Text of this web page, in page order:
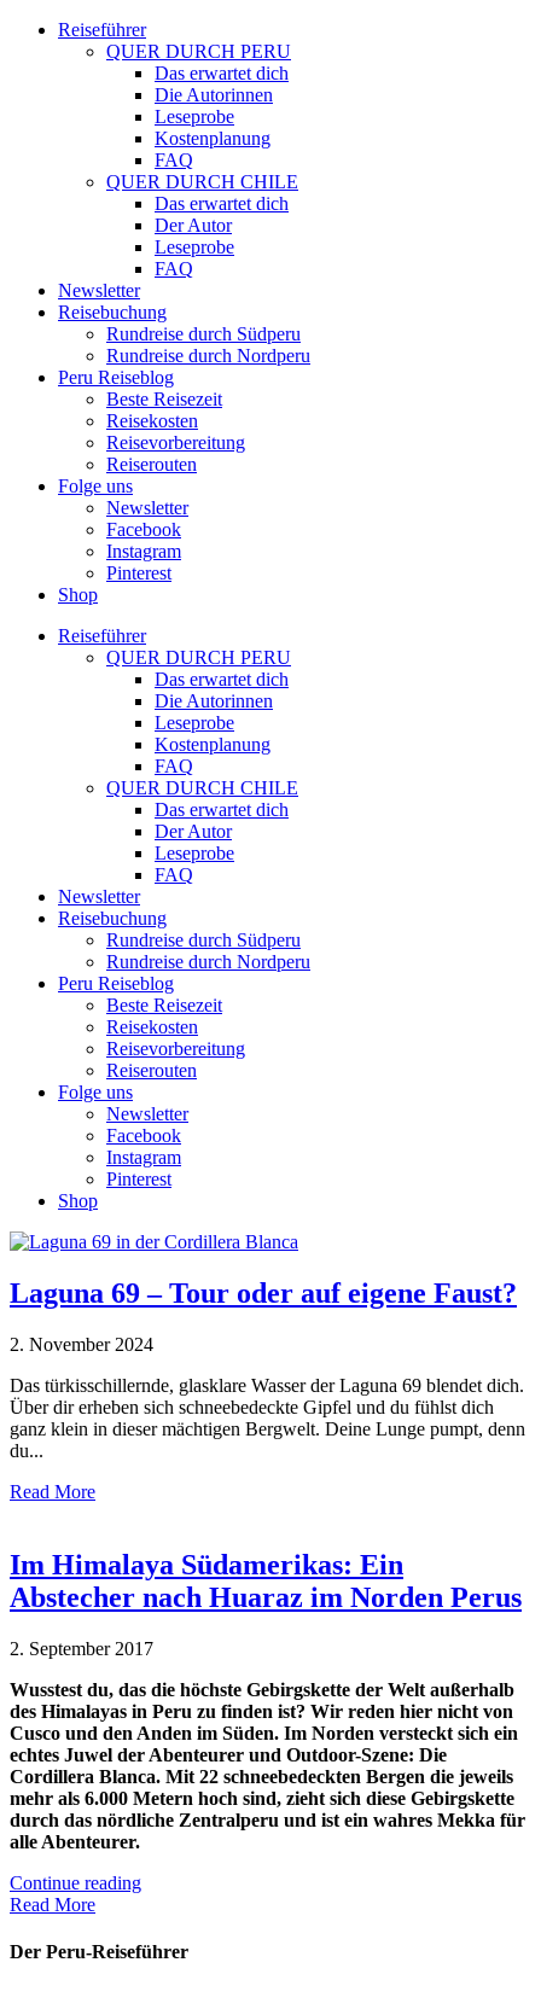
Reiseführer
QUER DURCH PERU
Das erwartet dich
Die Autorinnen
Leseprobe
Kostenplanung
FAQ
QUER DURCH CHILE
Das erwartet dich
Der Autor
Leseprobe
FAQ
Newsletter
Reisebuchung
Rundreise durch Südperu
Rundreise durch Nordperu
Peru Reiseblog
Beste Reisezeit
Reisekosten
Reisevorbereitung
Reiserouten
Folge uns
Newsletter
Facebook
Instagram
Pinterest
Shop
Reiseführer
QUER DURCH PERU
Das erwartet dich
Die Autorinnen
Leseprobe
Kostenplanung
FAQ
QUER DURCH CHILE
Das erwartet dich
Der Autor
Leseprobe
FAQ
Newsletter
Reisebuchung
Rundreise durch Südperu
Rundreise durch Nordperu
Peru Reiseblog
Beste Reisezeit
Reisekosten
Reisevorbereitung
Reiserouten
Folge uns
Newsletter
Facebook
Instagram
Pinterest
Shop
Laguna 69 – Tour oder auf eigene Faust?
2. November 2024
Das türkisschillernde, glasklare Wasser der Laguna 69 blendet dich.
Über dir erheben sich schneebedeckte Gipfel und du fühlst dich
ganz klein in dieser mächtigen Bergwelt. Deine Lunge pumpt, denn
du...
Read More
Im Himalaya Südamerikas: Ein
Abstecher nach Huaraz im Norden Perus
2. September 2017
Wusstest du, das die höchste Gebirgskette der Welt außerhalb
des Himalayas in Peru zu finden ist? Wir reden hier nicht von
Cusco und den Anden im Süden. Im Norden versteckt sich ein
echtes Juwel der Abenteurer und Outdoor-Szene: Die
Cordillera Blanca. Mit 22 schneebedeckten Bergen die jeweils
mehr als 6.000 Metern hoch sind, zieht sich diese Gebirgskette
durch das nördliche Zentralperu und ist ein wahres Mekka für
alle Abenteurer.
Continue reading
Read More
Der Peru-Reiseführer